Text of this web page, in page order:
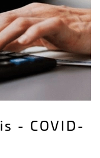
- COVID-